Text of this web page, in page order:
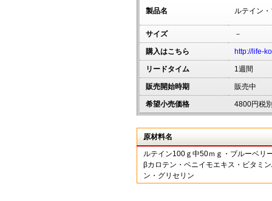
製品名 ルテイン
サイズ －
購入はこちら http://life-
リードタイム 1週間
販売開始時期 販売中
希望小売価格 4800円税
原材料名
ルテイン100ｇ中50ｍｇ・ブルーベリ
βカロテン・ベニイモエキス・ビタミ
ン・グリセリン